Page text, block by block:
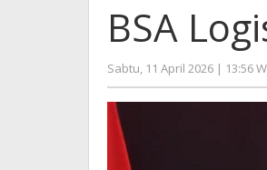
BSA
Sabtu, 11 April 2026 | 13:56